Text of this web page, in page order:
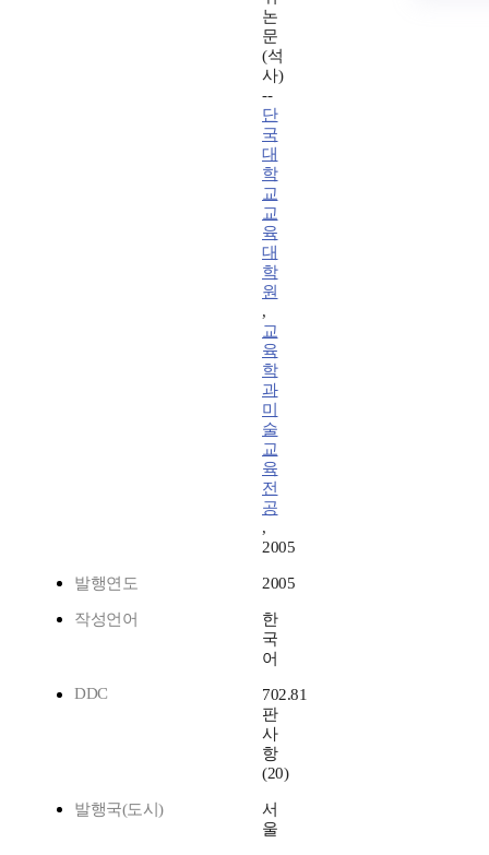
논
문
(석
사)
--
단
국
대
학
교
교
육
대
학
원
,
교
육
학
과
미
술
교
육
전
공
,
2005
발행연도 2005
작성언어
한
국
어
DDC
702.81
판
사
항
(20)
발행국(도시)
서
울